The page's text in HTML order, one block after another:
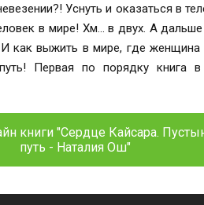
Уснуть и оказаться в
в мире! Хм... в двух. А
как выжить в мире, где
Первая по порядку книга
книги "Сердце Кайсара.
путь - Наталия Ош"